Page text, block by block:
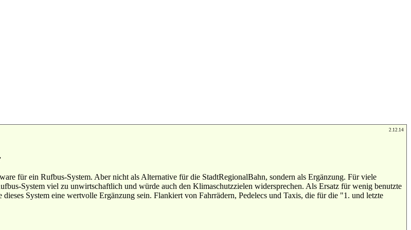
2.12.14
für ein Rufbus-System. Aber nicht als Alternative für die StadtRegionalBahn, sondern als Ergänzung. Für viele
System viel zu unwirtschaftlich und würde auch den Klimaschutzzielen widersprechen. Als Ersatz für wenig benutzte
System eine wertvolle Ergänzung sein. Flankiert von Fahrrädern, Pedelecs und Taxis, die für die "1. und letzte